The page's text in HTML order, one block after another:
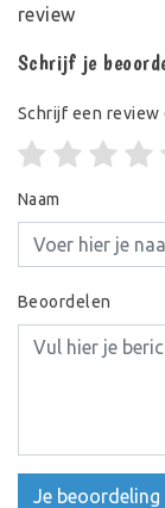
review
Schrijf je
Schrijf een review
Naam
Beoordelen
Je beoordeling